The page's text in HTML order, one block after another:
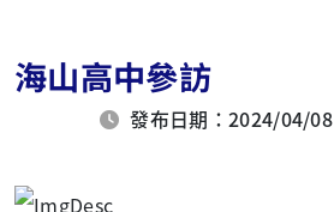
海山高中參訪
發布日期：2024/04/08